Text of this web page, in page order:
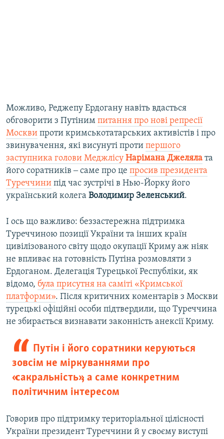
Можливо, Реджепу Ердогану навіть вдасться
обговорити з Путіним питання про нові репресії
Москви проти кримськотатарських активістів і про
звинувачення, які висунуті проти першого
заступника голови Меджлісу Нарімана Джеляла та
його соратників ‒ саме про це просив президента
Туреччини під час зустрічі в Нью-Йорку його
український колега Володимир Зеленський.
І ось що важливо: беззастережна підтримка
Туреччиною позиції України та інших країн
цивілізованого світу щодо окупації Криму аж ніяк
не впливає на готовність Путіна розмовляти з
Ердоганом. Делегація Турецької Республіки, як
відомо, була присутня на саміті «Кримської
платформи». Після критичних коментарів з Москви
турецькі офіційні особи підтвердили, що Туреччина
не збирається визнавати законність анексії Криму.
Путін і його соратники керуються
зовсім не міркуваннями про
«сакральність», а саме конкретним
політичним інтересом
Говорив про підтримку територіальної цілісності
України президент Туреччини й у своєму виступі